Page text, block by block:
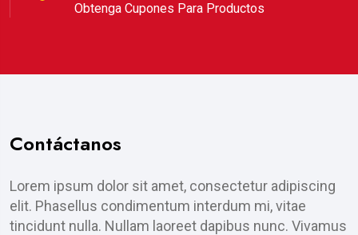
Obtenga Cupones Para Productos
Contáctanos
Lorem ipsum dolor sit amet, consectetur adipiscing
elit. Phasellus condimentum interdum mi, vitae
tincidunt nulla. Nullam laoreet dapibus nunc. Vivamus